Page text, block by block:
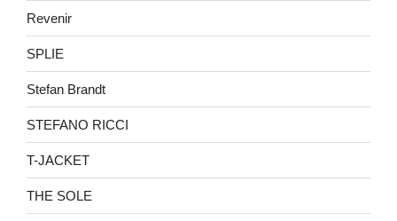
Revenir
SPLIE
Stefan Brandt
STEFANO RICCI
T-JACKET
THE SOLE